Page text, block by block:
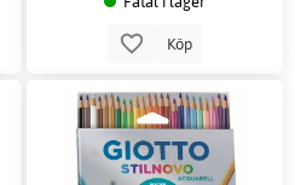
Köp